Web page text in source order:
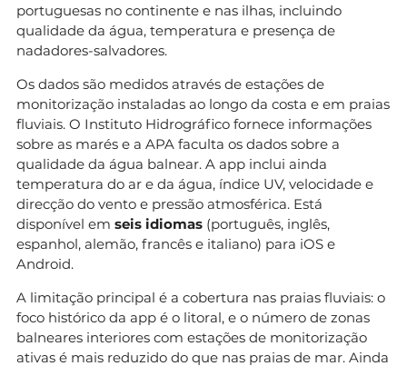
portuguesas no continente e nas ilhas, incluindo
qualidade da água, temperatura e presença de
nadadores-salvadores.
Os dados são medidos através de estações de
monitorização instaladas ao longo da costa e em praias
fluviais. O Instituto Hidrográfico fornece informações
sobre as marés e a APA faculta os dados sobre a
qualidade da água balnear. A app inclui ainda
temperatura do ar e da água, índice UV, velocidade e
direcção do vento e pressão atmosférica. Está
disponível em seis idiomas (português, inglês,
espanhol, alemão, francês e italiano) para iOS e
Android.
A limitação principal é a cobertura nas praias fluviais: o
foco histórico da app é o litoral, e o número de zonas
balneares interiores com estações de monitorização
ativas é mais reduzido do que nas praias de mar. Ainda